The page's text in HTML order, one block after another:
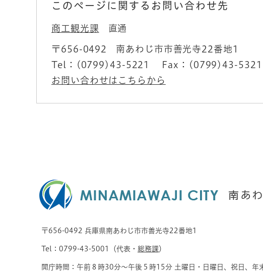
このページに関するお問い合わせ先
商工観光課 直通
〒656-0492
南あわじ市市善光寺22番地1
Tel：(0799)43-5221
Fax：(0799)43-5321
お問い合わせはこちらから
〒656-0492 兵庫県南あわじ市市善光寺22番地1
Tel：0799-43-5001（代表・ 総務課）
開庁時間：午前８時30分～午後５時15分 土曜日・日曜日、祝日、